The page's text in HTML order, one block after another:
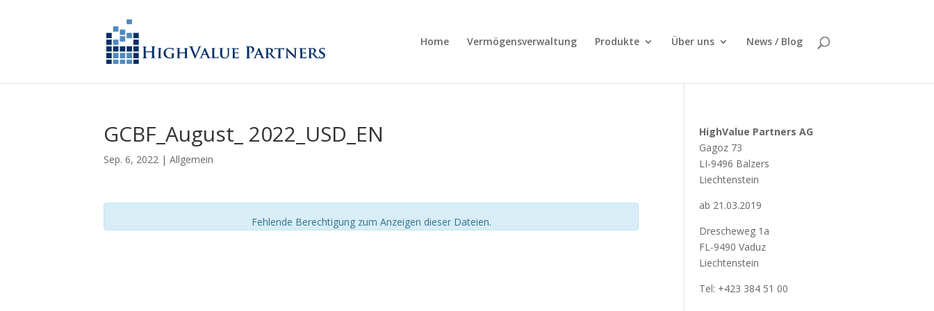
Home Vermögensverwaltung Produkte Über uns News / Blog
GCBF_August_ 2022_USD_EN
Sep. 6, 2022 | Allgemein
Fehlende Berechtigung zum Anzeigen dieser Dateien.
HighValue Partners AG
Gagoz 73
LI-9496 Balzers
Liechtenstein
ab 21.03.2019
Drescheweg 1a
FL-9490 Vaduz
Liechtenstein
Tel: +423 384 51 00